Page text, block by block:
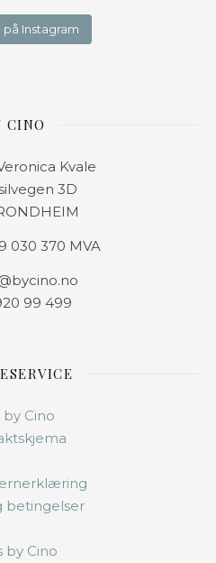
på Instagram
CINO
Kvale
3D
030 370 MVA
99 499
Cino
betingelser
by Cino